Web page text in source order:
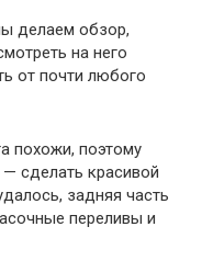
делаем обзор,
на него
от почти любого
похожи, поэтому
сделать красивой
задняя часть
переливы и